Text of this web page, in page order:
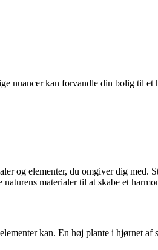
nuancer kan forvandle din bolig til
og elementer, du omgiver dig med.
materialer til at skabe et
kan. En høj plante i hjørnet af